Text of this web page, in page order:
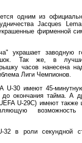
одним из
Jacques
фирменной
украшает заводную
Так же, в
часов нанесена
Лиги Чемпионов.
U-30 имеют 45-
окончания тайма. А
U-29C) имеют также
возможность
32 в роли секундной